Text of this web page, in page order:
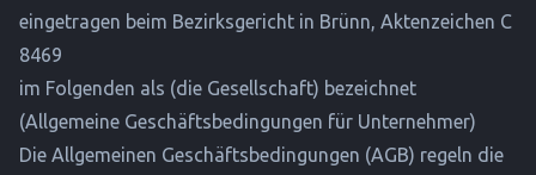
eingetragen beim Bezirksgericht in Brünn, Aktenzeichen C
8469
im Folgenden als (die Gesellschaft) bezeichnet
(Allgemeine Geschäftsbedingungen für Unternehmer)
Die Allgemeinen Geschäftsbedingungen (AGB) regeln die